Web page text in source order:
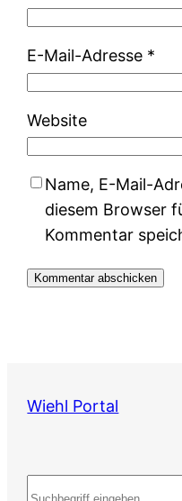
E-Mail-Adresse *
Website
Name, E-Mail-
diesem Browser
Kommentar
Wiehl Portal